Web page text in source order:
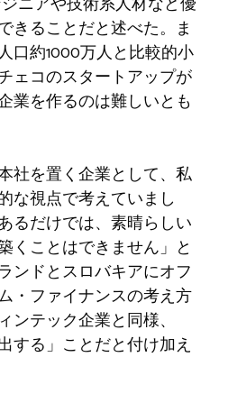
きることだと述べた。ま
口約1000万人と比較的小
ェコのスタートアップが
業を作るのは難しいとも
社を置く企業として、私
な視点で考えていまし
るだけでは、素晴らしい
くことはできません」と
ンドとスロバキアにオフ
・ファイナンスの考え方
ンテック企業と同様、
する」ことだと付け加え